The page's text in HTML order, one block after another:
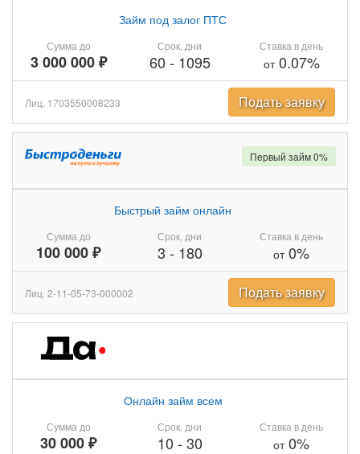
Сумма до
3 000 000 ₽
Займ под залог ПТС
Срок, дни
60 - 1095
Ставка в день
от0.07%
Лиц. 1703550008233 Подать заявку
Сумма до
100 000 ₽
Быстрый займ онлайн
Срок, дни
3 - 180
Ставка в день
от0%
Первый займ 0%
Лиц. 2-11-05-73-000002 Подать заявку
Сумма до
30 000 ₽
Онлайн займ всем
Срок, дни
10 - 30
Ставка в день
от0%